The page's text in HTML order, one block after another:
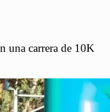
una carrera de 10K